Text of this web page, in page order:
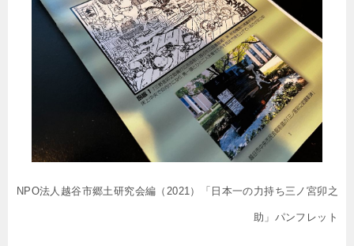
NPO法人越谷市郷土研究会編（2021）「日本一の力持ち三ノ宮卯之
助」パンフレット